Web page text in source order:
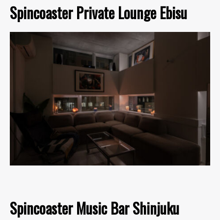
Spincoaster Private Lounge Ebisu
Spincoaster Music Bar Shinjuku